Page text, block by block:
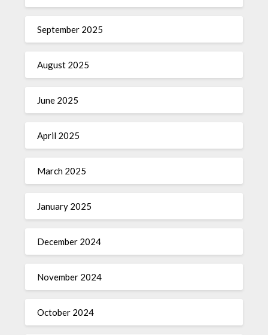
September 2025
August 2025
June 2025
April 2025
March 2025
January 2025
December 2024
November 2024
October 2024